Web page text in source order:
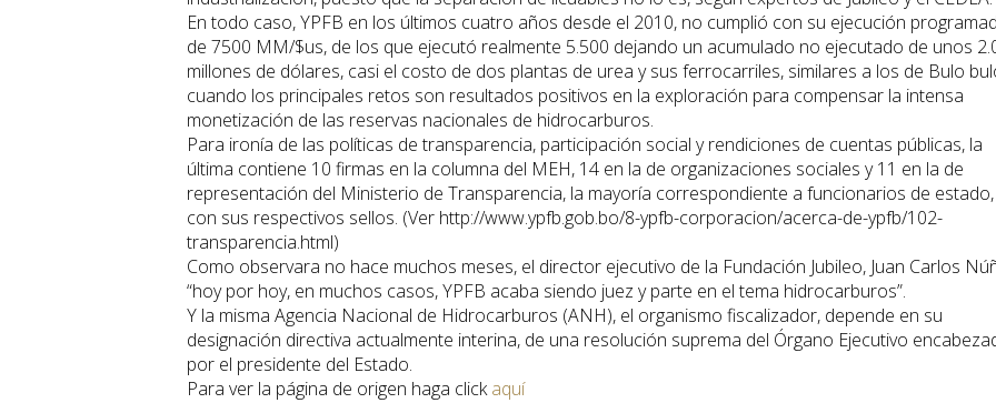
En todo caso, YPFB en los últimos cuatro años desde el 2010, no cumplió con su ejecución
de 7500 MM/$us, de los que ejecutó realmente 5.500 dejando un acumulado no ejecutado de unos
millones de dólares, casi el costo de dos plantas de urea y sus ferrocarriles, similares a los de Bulo
cuando los principales retos son resultados positivos en la exploración para compensar la intensa
monetización de las reservas nacionales de hidrocarburos.
Para ironía de las políticas de transparencia, participación social y rendiciones de cuentas públicas, la
última contiene 10 firmas en la columna del MEH, 14 en la de organizaciones sociales y 11 en la de
representación del Ministerio de Transparencia, la mayoría correspondiente a funcionarios de estado,
con sus respectivos sellos. (Ver http://www.ypfb.gob.bo/8-ypfb-corporacion/acerca-de-ypfb/102-
transparencia.html)
Como observara no hace muchos meses, el director ejecutivo de la Fundación Jubileo, Juan Carlos
“hoy por hoy, en muchos casos, YPFB acaba siendo juez y parte en el tema hidrocarburos”.
Y la misma Agencia Nacional de Hidrocarburos (ANH), el organismo fiscalizador, depende en su
designación directiva actualmente interina, de una resolución suprema del Órgano Ejecutivo
por el presidente del Estado.
Para ver la página de origen haga clickaquí